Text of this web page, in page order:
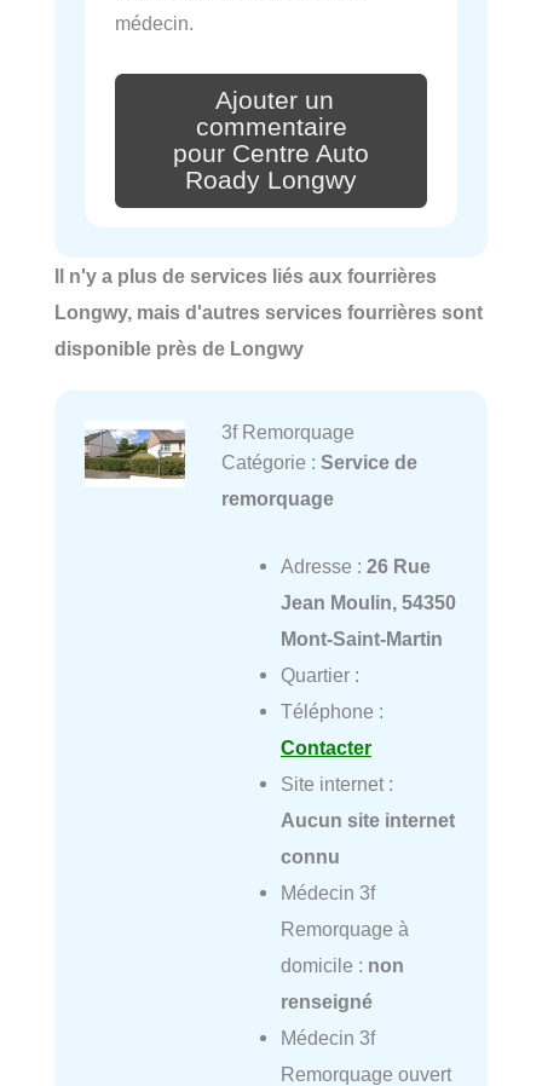
médecin.
Ajouter un
commentaire
pour Centre Auto
Roady Longwy
Il n'y a plus de services liés aux fourrières
Longwy, mais d'autres services fourrières sont
disponible près de Longwy
3f Remorquage
Catégorie : Service de
remorquage
Adresse : 26 Rue
Jean Moulin, 54350
Mont-Saint-Martin
Quartier :
Téléphone :
Contacter
Site internet :
Aucun site internet
connu
Médecin 3f
Remorquage à
domicile : non
renseigné
Médecin 3f
Remorquage ouvert